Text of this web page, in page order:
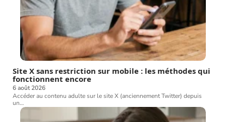
Site X sans restriction sur mobile : les méthodes qui
fonctionnent encore
6 août 2026
Accéder au contenu adulte sur le site X (anciennement Twitter) depuis
un…